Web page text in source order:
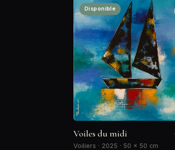
Disponible
Voiles du midi
Voiliers · 2025 · 50 × 50 cm